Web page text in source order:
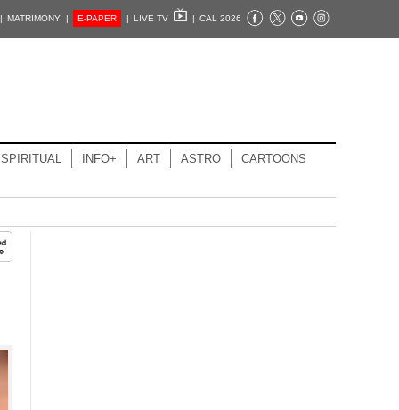
| MATRIMONY | E-PAPER | LIVE TV | CAL 2026
SPIRITUAL INFO+ ART ASTRO CARTOONS